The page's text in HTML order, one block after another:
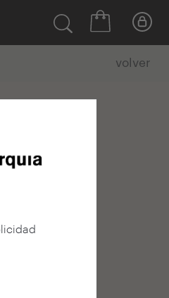
volver